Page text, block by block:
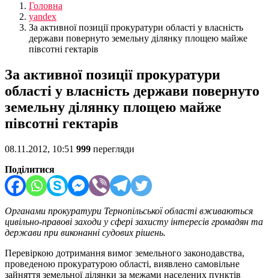
Головна
yandex
За активної позиції прокуратури області у власність
держави повернуто земельну ділянку площею майже
півсотні гектарів
За активної позиції прокуратури
області у власність держави повернуто
земельну ділянку площею майже
півсотні гектарів
08.11.2012, 10:51 999 перегляди
Поділитися
Органами прокуратури Тернопільської області вживаються
цивільно-правові заходи у сфері захисту інтересів громадян та
держави при виконанні судових рішень.
Перевіркою дотримання вимог земельного законодавства,
проведеною прокуратурою області, виявлено самовільне
зайняття земельної ділянки за межами населених пунктів